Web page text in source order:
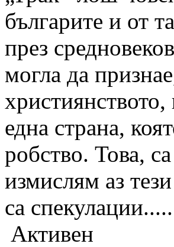
българите и от
през
могла да
една страна,
робство. Това,
измислям аз
са спекулации.....
Активен